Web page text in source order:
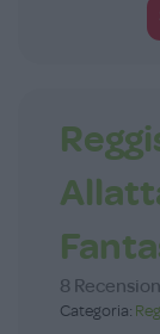
8
Categoria: